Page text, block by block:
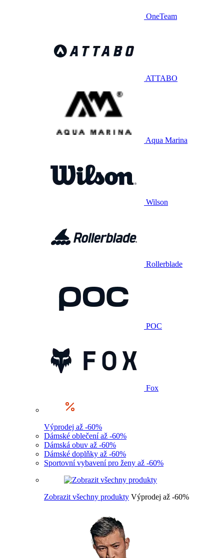
OneTeam
ATTABO
Aqua Marina
Wilson
Rollerblade
POC
Fox
Výprodej až -60%
Dámské oblečení až -60%
Dámská obuv až -60%
Dámské doplňky až -60%
Sportovní vybavení pro ženy až -60%
Zobrazit všechny produkty Výprodej až -60%